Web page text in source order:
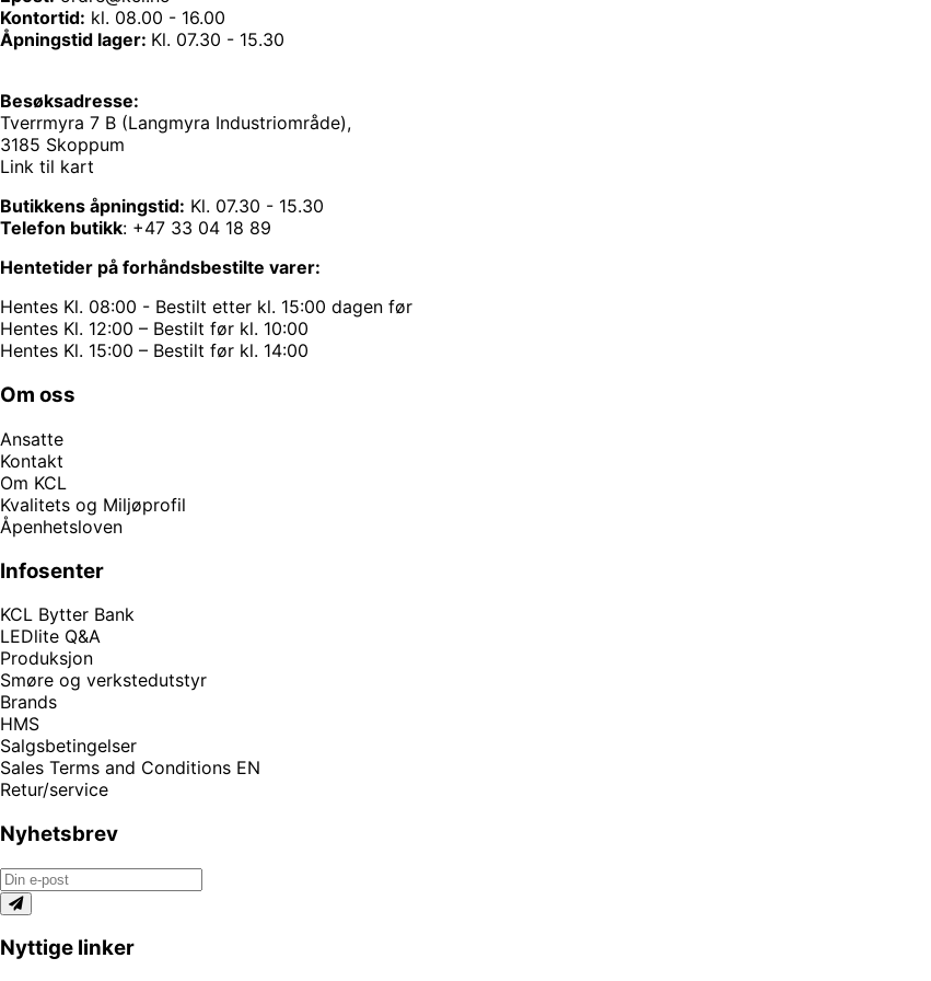
Kontortid: kl. 08.00 - 16.00
Åpningstid lager: Kl. 07.30 - 15.30
Besøksadresse:
Tverrmyra 7 B (Langmyra Industriområde),
3185 Skoppum
Link til kart
Butikkens åpningstid: Kl. 07.30 - 15.30
Telefon butikk: +47 33 04 18 89
Hentetider på forhåndsbestilte varer:
Hentes Kl. 08:00 - Bestilt etter kl. 15:00 dagen før
Hentes Kl. 12:00 – Bestilt før kl. 10:00
Hentes Kl. 15:00 – Bestilt før kl. 14:00
Om oss
Ansatte
Kontakt
Om KCL
Kvalitets og Miljøprofil
Åpenhetsloven
Infosenter
KCL Bytter Bank
LEDlite Q&A
Produksjon
Smøre og verkstedutstyr
Brands
HMS
Salgsbetingelser
Sales Terms and Conditions EN
Retur/service
Nyhetsbrev
Nyttige linker